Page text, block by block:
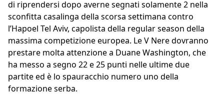
di riprendersi dopo averne segnati solamente 2 nella
sconfitta casalinga della scorsa settimana contro
l’Hapoel Tel Aviv, capolista della regular season della
massima competizione europea. Le V Nere dovranno
prestare molta attenzione a Duane Washington, che
ha messo a segno 22 e 25 punti nelle ultime due
partite ed è lo spauracchio numero uno della
formazione serba.